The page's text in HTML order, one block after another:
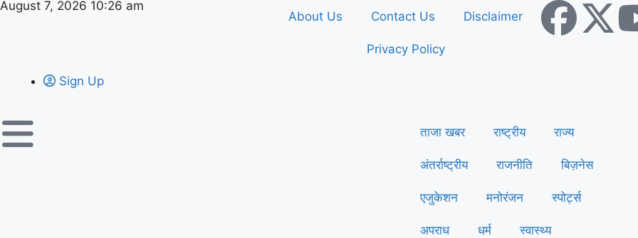
August 7, 2026 10:26 am
About Us Contact Us Disclaimer
Privacy Policy
Sign Up
ताजा खबर राष्ट्रीय राज्य
अंतर्राष्ट्रीय राजनीति बिज़नेस
एजुकेशन मनोरंजन स्पोर्ट्स
अपराध धर्म स्वास्थ्य